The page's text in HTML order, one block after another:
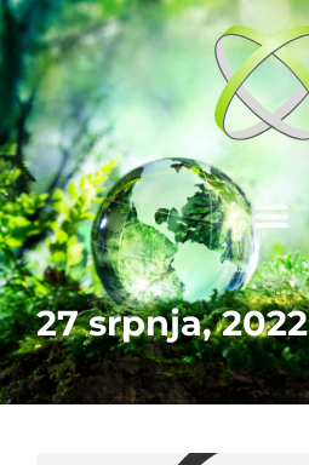
27 srpnja, 2022